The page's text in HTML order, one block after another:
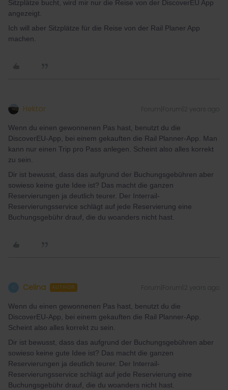
Sitzplätze bucht, wird mir nur die Reise von der DiscoverEU App
angezeigt.
Ich will aber Sitzplätze für die Reise von der Rail Planer App
machen.
Hektor Forum|Forum|2 years ago
Wenn du einen gewonnenen Pas hast, benutzt du die
DiscoverEU-App, bei einem gekauften die Rail Planner-App. Man
kann nur einen Trip pro Pass anlegen. Scheint also alles korrekt
zu sein.
Dir ist bewusst, dass das aufgrund der Buchungsgebühren aber
sowieso keine gute Idee ist? Das macht die ganzen
Reservierungen ja deutlich teurer. Der Interrail-
Reservierungsservice schlägt auf jede Reservierung eine
Buchungsgebühr drauf, die du woanders nicht hast.
Celina AUTHOR Forum|Forum|2 years ago
Wenn du einen gewonnenen Pas hast, benutzt du die
DiscoverEU-App, bei einem gekauften die Rail Planner-App.
Scheint also alles korrekt zu sein.
Dir ist bewusst, dass das aufgrund der Buchungsgebühren aber
sowieso keine gute Idee ist? Das macht die ganzen
Reservierungen ja deutlich teurer. Der Interrail-
Reservierungsservice schlägt auf jede Reservierung eine
Buchungsgebühr drauf, die du woanders nicht hast.